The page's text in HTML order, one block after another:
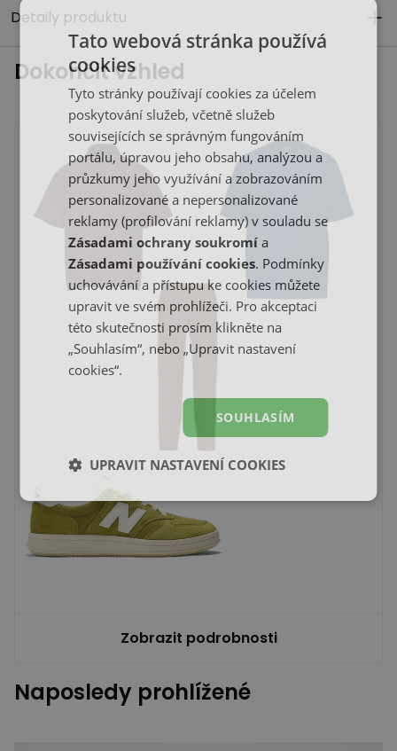
Detaily produktu
Dokončit vzhled
Zobrazit podrobnosti
Naposledy prohlížené
Tato webová stránka používá
cookies
Tyto stránky používají cookies za účelem
poskytování služeb, včetně služeb
souvisejících se správným fungováním
portálu, úpravou jeho obsahu, analýzou a
průzkumy jeho využívání a zobrazováním
personalizované a nepersonalizované
reklamy (profilování reklamy) v souladu se
Zásadami ochrany soukromí a
Zásadami používání cookies. Podmínky
uchovávání a přístupu ke cookies můžete
upravit ve svém prohlížeči. Pro akceptaci
této skutečnosti prosím klikněte na
„Souhlasím“, nebo „Upravit nastavení
cookies“.
SOUHLASÍM
UPRAVIT NASTAVENÍ COOKIES